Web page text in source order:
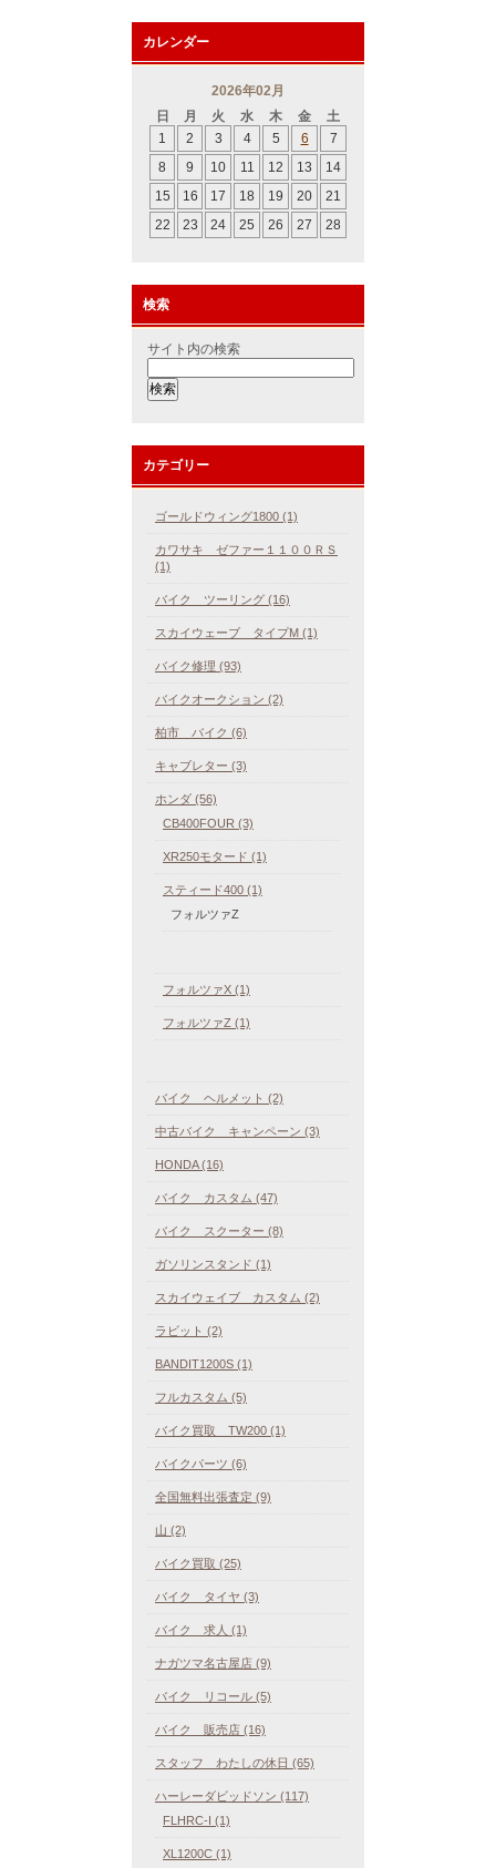
カレンダー
2026年02月
日
月 火 水 木 金
土
1
2 3 4 5 6
7
8
9 10 11 12 13
14
15
16 17 18 19 20
21
22
23 24 25 26 27 28
検索
サイト内の検索
カテゴリー
ゴールドウィング1800 (1)
カワサキ ゼファー１１００ＲＳ
(1)
バイク ツーリング (16)
スカイウェーブ タイプM (1)
バイク修理 (93)
バイクオークション (2)
柏市 バイク (6)
キャブレター (3)
ホンダ (56)
CB400FOUR (3)
XR250モタード (1)
スティード400 (1)
フォルツァZ
フォルツァX (1)
フォルツァZ (1)
バイク ヘルメット (2)
中古バイク キャンペーン (3)
HONDA (16)
バイク カスタム (47)
バイク スクーター (8)
ガソリンスタンド (1)
スカイウェイブ カスタム (2)
ラビット (2)
BANDIT1200S (1)
フルカスタム (5)
バイク買取 TW200 (1)
バイクパーツ (6)
全国無料出張査定 (9)
山 (2)
バイク買取 (25)
バイク タイヤ (3)
バイク 求人 (1)
ナガツマ名古屋店 (9)
バイク リコール (5)
バイク 販売店 (16)
スタッフ わたしの休日 (65)
ハーレーダビッドソン (117)
FLHRC-I (1)
XL1200C (1)